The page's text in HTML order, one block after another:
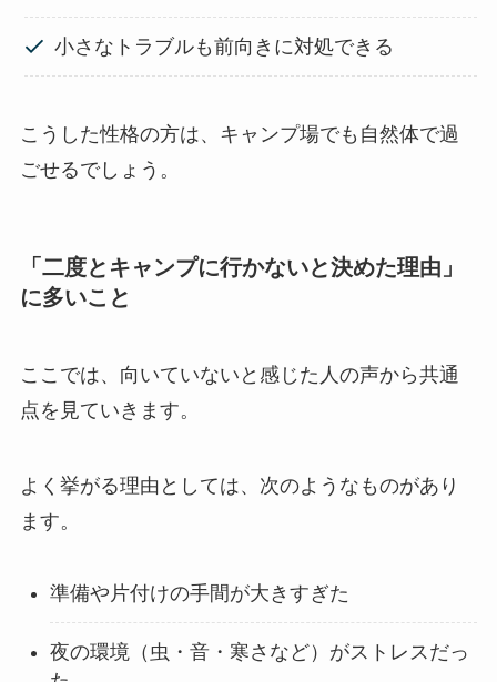
小さなトラブルも前向きに対処できる
こうした性格の方は、キャンプ場でも自然体で過
ごせるでしょう。
「二度とキャンプに行かないと決めた理由」
に多いこと
ここでは、向いていないと感じた人の声から共通
点を見ていきます。
よく挙がる理由としては、次のようなものがあり
ます。
準備や片付けの手間が大きすぎた
夜の環境（虫・音・寒さなど）がストレスだっ